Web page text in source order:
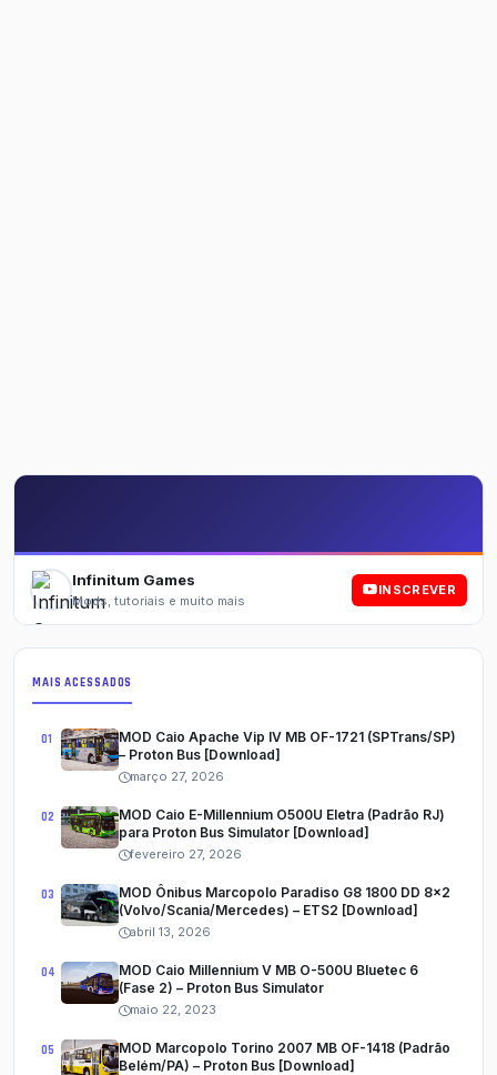
Infinitum Games
Mods, tutoriais e muito mais
INSCREVER
MAIS ACESSADOS
MOD Caio Apache Vip IV MB OF-1721 (SPTrans/SP)
– Proton Bus [Download]
março 27, 2026
MOD Caio E-Millennium O500U Eletra (Padrão RJ)
para Proton Bus Simulator [Download]
fevereiro 27, 2026
MOD Ônibus Marcopolo Paradiso G8 1800 DD 8x2
(Volvo/Scania/Mercedes) – ETS2 [Download]
abril 13, 2026
MOD Caio Millennium V MB O-500U Bluetec 6
(Fase 2) – Proton Bus Simulator
maio 22, 2023
MOD Marcopolo Torino 2007 MB OF-1418 (Padrão
Belém/PA) – Proton Bus [Download]